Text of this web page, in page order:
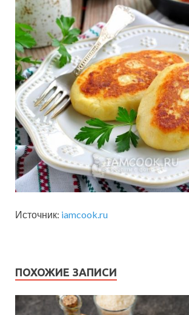
Источник: iamcook.ru
ПОХОЖИЕ ЗАПИСИ